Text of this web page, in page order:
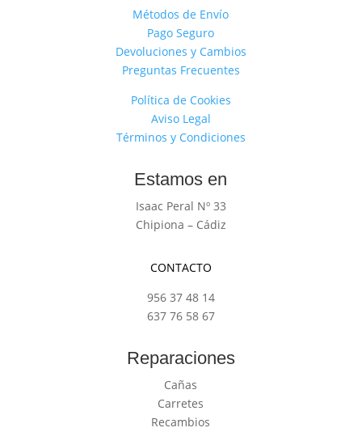
Métodos de Envío
Pago Seguro
Devoluciones y Cambios
Preguntas Frecuentes
Política de Cookies
Aviso Legal
Términos y Condiciones
Estamos en
Isaac Peral Nº 33
Chipiona – Cádiz
CONTACTO
956 37 48 14
637 76 58 67
Reparaciones
Cañas
Carretes
Recambios